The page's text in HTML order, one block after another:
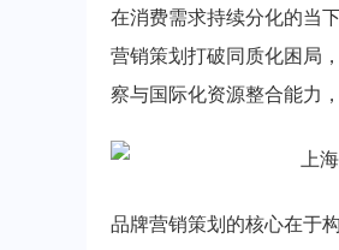
在消费需求持续分化的当
营销策划打破同质化困局
察与国际化资源整合能力
品牌营销策划的核心在于